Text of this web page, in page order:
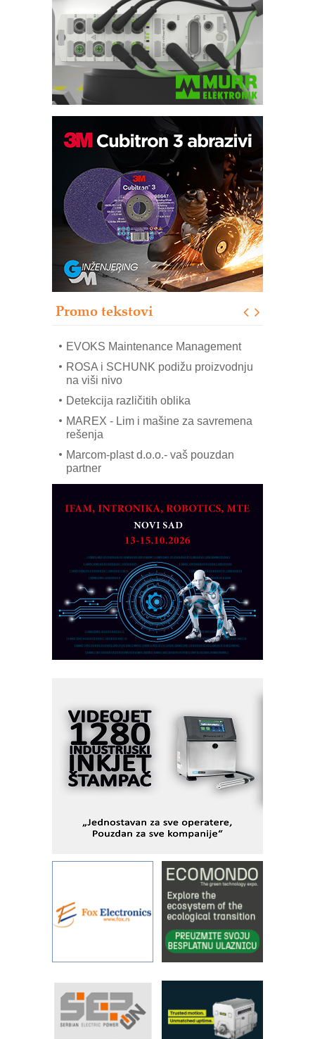
Promo tekstovi
Trajna oznaka kao dugoročna korist
Bezbednost na prvom mestu!
IB BLUMENAUER - više od 40 godina
poverenja u industriji
RMQ-TITAN ADVANCED INDICATOR
– Pametna signalizacija za efikasnije
upravljanje mašinama
Sigurnije ispitivanje transformatora u
solarnim elektranama i vetroparkovima
EVOKS Maintenance Management
ROSA i SCHUNK podižu proizvodnju
na viši nivo
Detekcija različitih oblika
MAREX - Lim i mašine za savremena
rešenja
Marcom-plast d.o.o.- vaš pouzdan
partner
obradu!
Razvoj asortimanskog pravca MINI-
PLC AKYTEC
AUKOM: Svetski standard metrologije
dostupan u Srbiji
MOTOMAN – NEXT-Robotika vođena
veštačkom inteligencijom
I.SAFE MOBILE revolucioniše
industrijsku automatizaciju
pionirskimmobile operator PANEL-OM
KIP KOP – napredna rešenja za
savremene industrijske i logističke
objekte
Alba d.o.o. – 35 godina preciznosti u
metrologiji i pametnim dozirnim
rešenjima
STAUFF – Komponente koje
sistema
YAMADA pumpe – japanska
pouzdanost u transferu fluida
Filtration Group Industrial – Napredna
rešenja za filtraciju u hidrauličkim i
procesnim sistemima
Art Utopia Studio – vizuelne priče
RILINEX kompanije Rittal
FANUC: Najbolje za vašu pametnu
automatizaciju